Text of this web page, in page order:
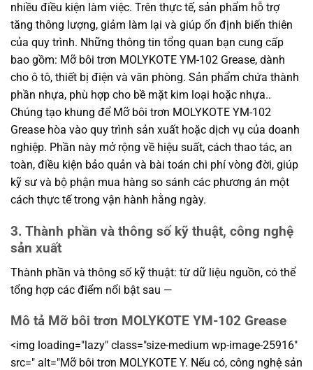
nhiều điều kiện làm việc. Trên thực tế, sản phẩm hỗ trợ
tăng thông lượng, giảm làm lại và giúp ổn định biến thiên
của quy trình. Những thông tin tổng quan bạn cung cấp
bao gồm: Mỡ bôi trơn MOLYKOTE YM-102 Grease, dành
cho ô tô, thiết bị điện và văn phòng. Sản phẩm chứa thành
phần nhựa, phù hợp cho bề mặt kim loại hoặc nhựa..
Chúng tạo khung để Mỡ bôi trơn MOLYKOTE YM-102
Grease hòa vào quy trình sản xuất hoặc dịch vụ của doanh
nghiệp. Phần này mở rộng về hiệu suất, cách thao tác, an
toàn, điều kiện bảo quản và bài toán chi phí vòng đời, giúp
kỹ sư và bộ phận mua hàng so sánh các phương án một
cách thực tế trong vận hành hằng ngày.
3. Thành phần và thông số kỹ thuật, công nghệ
sản xuất
Thành phần và thông số kỹ thuật: từ dữ liệu nguồn, có thể
tổng hợp các điểm nổi bật sau —
Mô tả Mỡ bôi trơn MOLYKOTE YM-102 Grease
<img loading="lazy" class="size-medium wp-image-25916"
src=" alt="Mỡ bôi trơn MOLYKOTE Y. Nếu có, công nghệ sản